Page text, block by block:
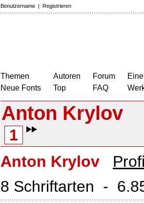
Benutzername | Registrieren
Themen
Neue Fonts
Autoren
Top
Forum
FAQ
Anton Krylov
1
Anton Krylov
8 Schriftarten -